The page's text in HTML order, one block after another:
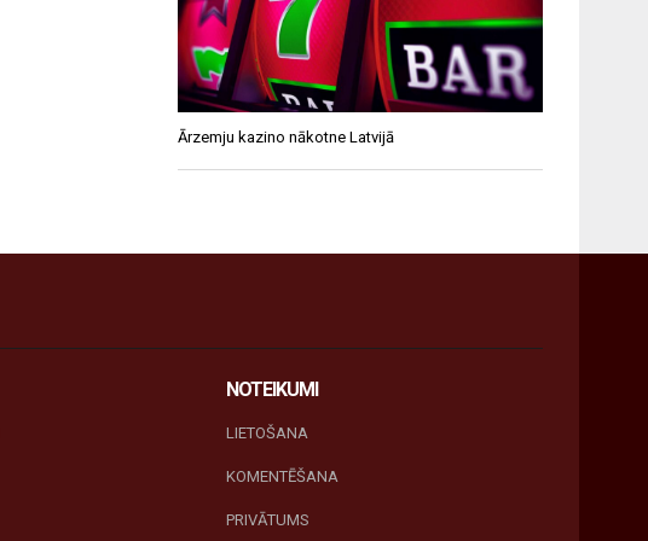
Ārzemju kazino nākotne Latvijā
NOTEIKUMI
LIETOŠANA
KOMENTĒŠANA
PRIVĀTUMS